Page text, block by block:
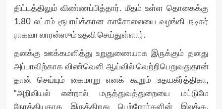
திட்டத்திலும் விண்ணப்பித்தார். மீதம் உள்ள தொகைக்கு
1.80 லட்சம் ரூபாய்க்கான காசோலையை வழங்கி நடிகர்
ராகவா லாரன்ஸும் உதவி செய்துள்ளார்.
தனக்கு ஊக்கமளித்து உறுதுணையாக இருக்கும் தனது
அப்பாவிற்காக விண்வெளி ஆய்வில் வெற்றிபெறுவதுதான்
தான் செய்யும் கைமாறு எனக் கூறும் உதயகீர்த்திகா,
“அறிவியல் என்றால் மருத்துவத்துறையை மட்டுமே
நோக்கியதாக இருக்கிறது பெற்றோர்களின் இலக்கு.